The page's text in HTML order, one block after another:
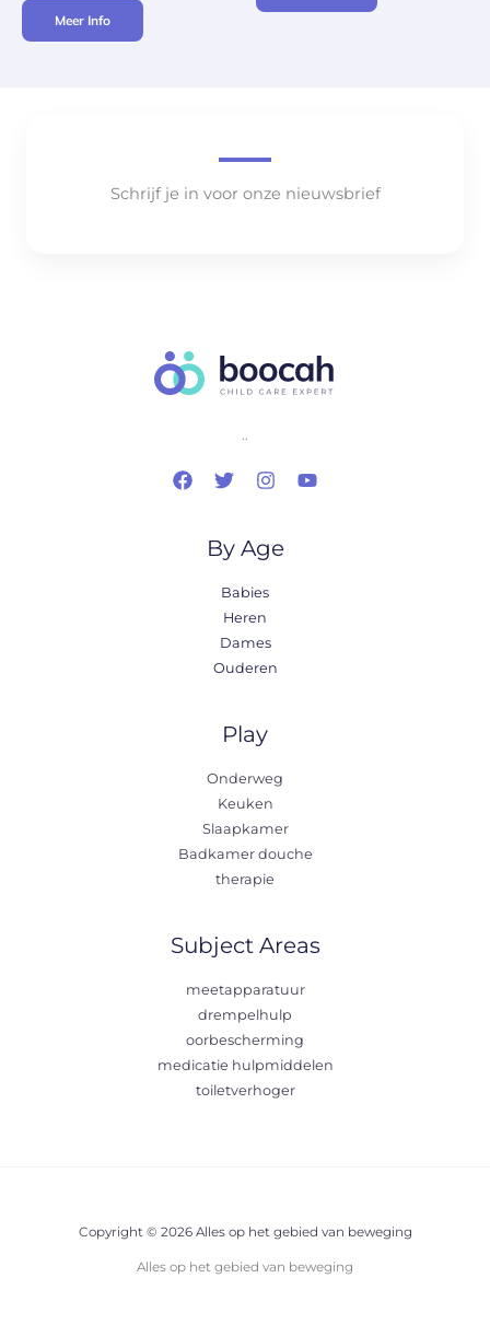
Meer Info
Schrijf je in voor onze nieuwsbrief
..
By Age
Babies
Heren
Dames
Ouderen
Play
Onderweg
Keuken
Slaapkamer
Badkamer douche
therapie
Subject Areas
meetapparatuur
drempelhulp
oorbescherming
medicatie hulpmiddelen
toiletverhoger
Copyright © 2026 Alles op het gebied van beweging
Alles op het gebied van beweging